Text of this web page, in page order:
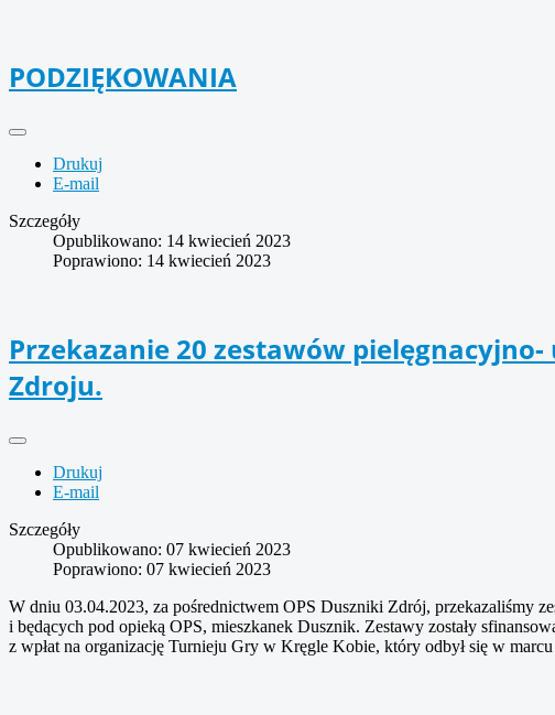
PODZIĘKOWANIA
Drukuj
E-mail
Szczegóły
Opublikowano: 14 kwiecień 2023
Poprawiono: 14 kwiecień 2023
Przekazanie 20 zestawów
Zdroju.
Drukuj
E-mail
Szczegóły
Opublikowano: 07 kwiecień 2023
Poprawiono: 07 kwiecień 2023
W dniu 03.04.2023, za pośrednictwem OPS Duszniki Zdrój, przekazaliśmy
i będących pod opieką OPS, mieszkanek Dusznik. Zestawy zostały
z wpłat na organizację Turnieju Gry w Kręgle Kobie, który odbył się w marcu